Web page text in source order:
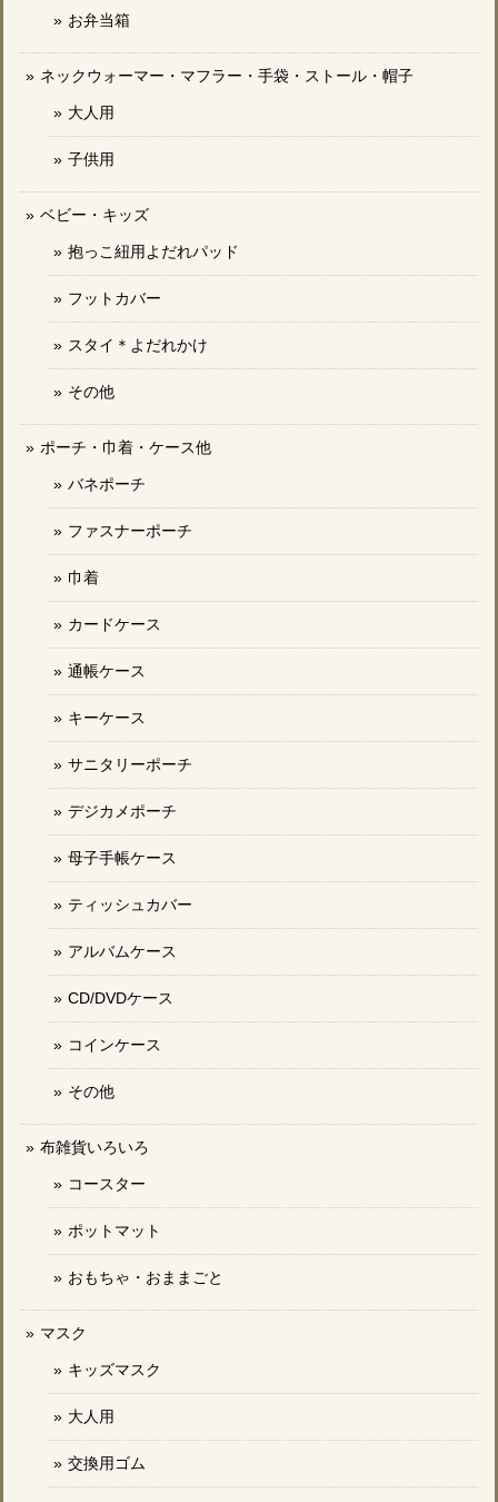
お弁当箱
ネックウォーマー・マフラー・手袋・ストール・帽子
大人用
子供用
ベビー・キッズ
抱っこ紐用よだれパッド
フットカバー
スタイ＊よだれかけ
その他
ポーチ・巾着・ケース他
バネポーチ
ファスナーポーチ
巾着
カードケース
通帳ケース
キーケース
サニタリーポーチ
デジカメポーチ
母子手帳ケース
ティッシュカバー
アルバムケース
CD/DVDケース
コインケース
その他
布雑貨いろいろ
コースター
ポットマット
おもちゃ・おままごと
マスク
キッズマスク
大人用
交換用ゴム